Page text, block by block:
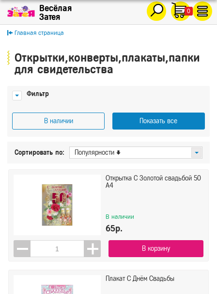
0
Главная страница
Открытки,конверты,плакаты,папки
для свидетельства
Фильтр
В наличии Показать все
Производитель
АО Мир поздравлений
АО Праздник
Мир поздравлений
Показать
Сортировать по: Популярности
Открытка С Золотой свадьбой 50
А4
В наличии
65р.
В корзину
Плакат С Днём Свадьбы